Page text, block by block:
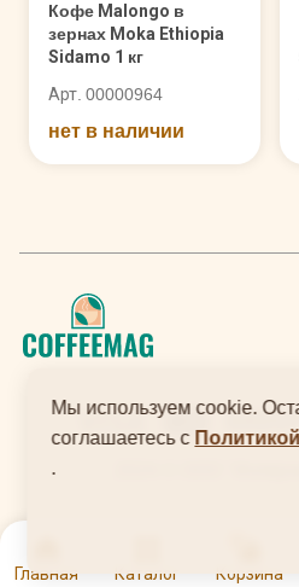
Главная Каталог Корзина
Кофе Malongo в
зернах Moka Ethiopia
Sidamo 1 кг
Арт. 00000964
нет в наличии
Мы используем cookie.
соглашаетесь с
.